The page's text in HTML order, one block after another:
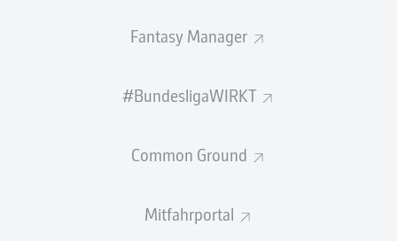
Fantasy Manager
#BundesligaWIRKT
Common Ground
Mitfahrportal